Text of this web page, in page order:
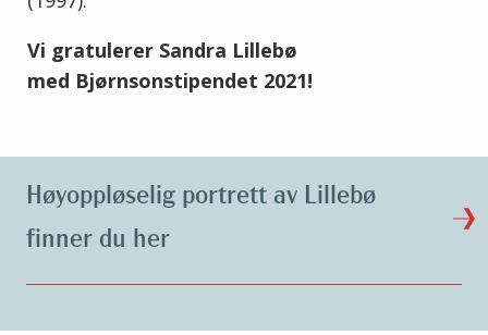
Vi gratulerer Sandra Lillebø
med Bjørnsonstipendet 2021!
Høyoppløselig portrett av Lillebø
finner du her